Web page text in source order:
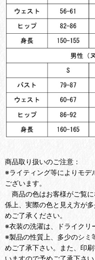
商品取り扱いのご注意：
※ライティング等によりモデ
ございます。
商品の色はお客様がご覧
係上、実際の色と見え方が
めご了承ください。
※衣装の洗濯は、ドライクリ
※製品の性質上、多少のシミ
めご了承下さい。また、印
いますので予めご了承下さい